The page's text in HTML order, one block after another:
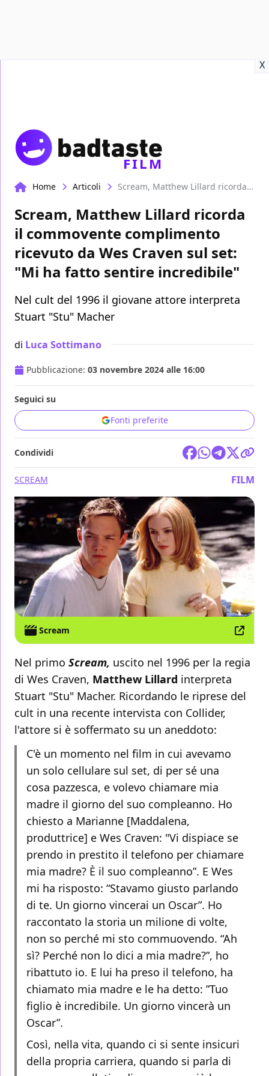
X
FILM
Home Articoli Scream, Matthew Lillard ricorda il commovente complimento ricevuto da Wes Craven sul set: "Mi ha fatto sentire incredibile"
Scream, Matthew Lillard ricorda
il commovente complimento
ricevuto da Wes Craven sul set:
"Mi ha fatto sentire incredibile"
Nel cult del 1996 il giovane attore interpreta
Stuart "Stu" Macher
di Luca Sottimano
Pubblicazione: 03 novembre 2024 alle 16:00
Seguici su
Fonti preferite
Condividi
SCREAM FILM
Scream
Nel primo Scream, uscito nel 1996 per la regia
di Wes Craven, Matthew Lillard interpreta
Stuart "Stu" Macher. Ricordando le riprese del
cult in una recente intervista con Collider,
l'attore si è soffermato su un aneddoto:
C'è un momento nel film in cui avevamo
un solo cellulare sul set, di per sé una
cosa pazzesca, e volevo chiamare mia
madre il giorno del suo compleanno. Ho
chiesto a Marianne [Maddalena,
produttrice] e Wes Craven: "Vi dispiace se
prendo in prestito il telefono per chiamare
mia madre? È il suo compleanno”. E Wes
mi ha risposto: “Stavamo giusto parlando
di te. Un giorno vincerai un Oscar”. Ho
raccontato la storia un milione di volte,
non so perché mi sto commuovendo. “Ah
sì? Perché non lo dici a mia madre?”, ho
ribattuto io. E lui ha preso il telefono, ha
chiamato mia madre e le ha detto: ”Tuo
figlio è incredibile. Un giorno vincerà un
Oscar”.
Così, nella vita, quando ci si sente insicuri
della propria carriera, quando si parla di